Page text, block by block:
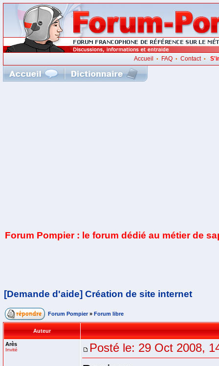
Accueil • FAQ• Contact•
Forum Pompier : le forum dédié au métier de
[Demande d'aide] Création de site internet
Forum Pompier » Forum libre
Auteur
Arès
Invité Posté le: 29 Oct 2008,